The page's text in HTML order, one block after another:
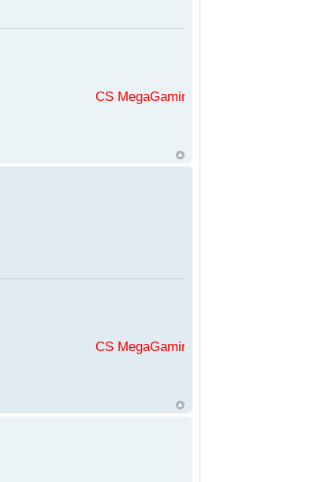
CS MegaGaming във
CS MegaGaming във